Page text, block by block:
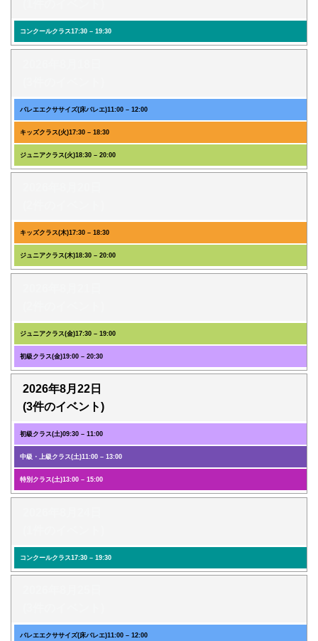
コンクールクラス17:30 – 19:30
バレエエクササイズ(床バレエ)11:00 – 12:00
キッズクラス(火)17:30 – 18:30
ジュニアクラス(火)18:30 – 20:00
キッズクラス(木)17:30 – 18:30
ジュニアクラス(木)18:30 – 20:00
ジュニアクラス(金)17:30 – 19:00
初級クラス(金)19:00 – 20:30
2026年8月22日
(3件のイベント)
初級クラス(土)09:30 – 11:00
中級・上級クラス(土)11:00 – 13:00
特別クラス(土)13:00 – 15:00
コンクールクラス17:30 – 19:30
バレエエクササイズ(床バレエ)11:00 – 12:00